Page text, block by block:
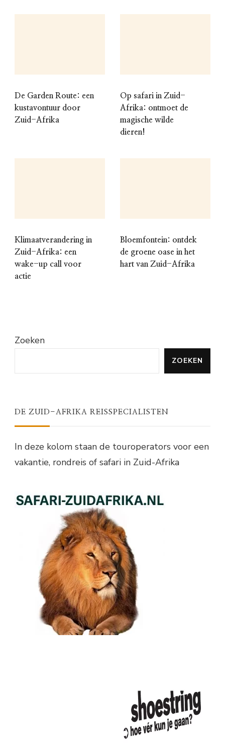
De Garden Route: een
kustavontuur door
Zuid-Afrika
Op safari in Zuid-
Afrika: ontmoet de
magische wilde
dieren!
Klimaatverandering in
Zuid-Afrika: een
wake-up call voor
actie
Bloemfontein: ontdek
de groene oase in het
hart van Zuid-Afrika
Zoeken
ZOEKEN
DE ZUID-AFRIKA REISSPECIALISTEN
In deze kolom staan de touroperators voor een
vakantie, rondreis of safari in Zuid-Afrika